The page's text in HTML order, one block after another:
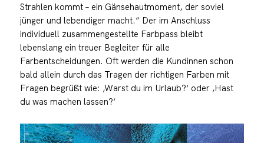
Strahlen kommt – ein Gänsehautmoment, der soviel
jünger und lebendiger macht.“ Der im Anschluss
individuell zusammengestellte Farbpass bleibt
lebenslang ein treuer Begleiter für alle
Farbentscheidungen. Oft werden die Kundinnen schon
bald allein durch das Tragen der richtigen Farben mit
Fragen begrüßt wie: ‚Warst du im Urlaub?‘ oder ‚Hast
du was machen lassen?‘